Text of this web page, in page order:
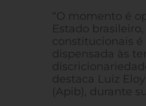
“O momento é
Estado
constitucionais
dispensada às
destaca Luiz
(Apib), durante